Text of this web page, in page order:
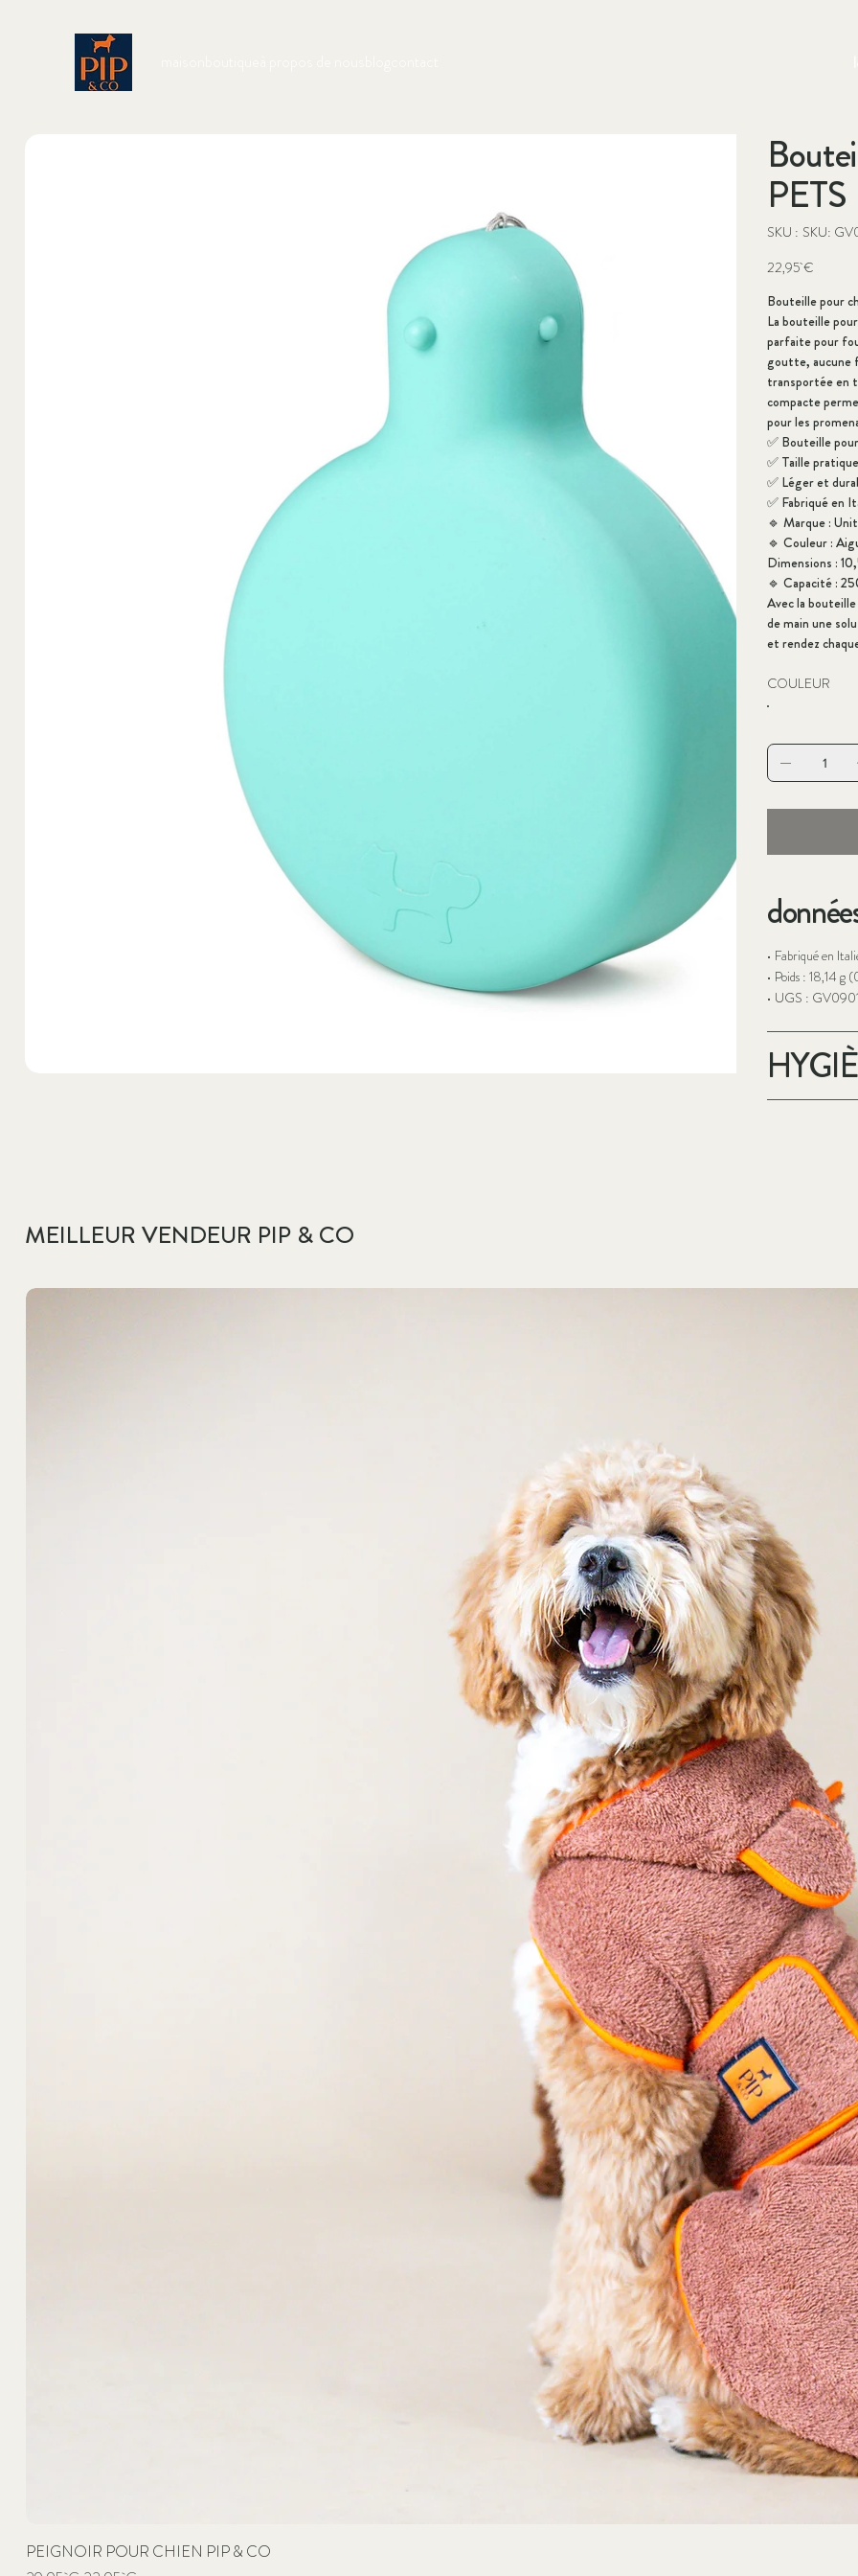
PETS
SKU : SKU
SKU:
SKU:
Prix
22,95 €
Bouteille pour
La bouteille
parfaite pour
goutte, aucune
transportée en
compacte
pour les
✅ Bouteille
✅ Taille
✅ Léger et
✅ Fabriqué en
🔹 Marque :
🔹 Couleur :
Dimensions :
🔹 Capacité :
Avec la
de main une
et rendez
COULEUR
• Fabriqué en
• Poids : 18,14 g
• UGS :
MEILLEUR VENDEUR PIP & CO
PEIGNOIR POUR CHIEN PIP & CO